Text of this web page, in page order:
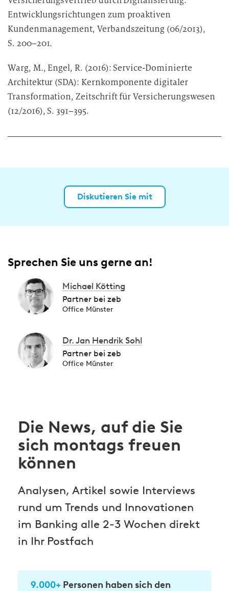
Entwicklungsrichtungen zum proaktiven
Kundenmanagement, Verbandszeitung (06/2013),
S. 200–201.
Warg, M., Engel, R. (2016): Service-Dominierte
Architektur (SDA): Kernkomponente digitaler
Transformation, Zeitschrift für Versicherungswesen
(12/2016), S. 391–395.
Diskutieren Sie mit
Sprechen Sie uns gerne an!
Michael Kötting
Partner bei zeb
Office Münster
Dr. Jan Hendrik Sohl
Partner bei zeb
Office Münster
Die News, auf die Sie
sich montags freuen
können
Analysen, Artikel sowie Interviews
rund um Trends und Innovationen
im Banking alle 2-3 Wochen direkt
in Ihr Postfach
9.000+ Personen haben sich den